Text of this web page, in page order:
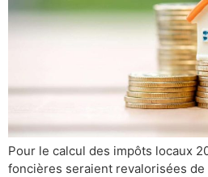
Pour le calcul des impôts locaux
foncières seraient revalorisées de